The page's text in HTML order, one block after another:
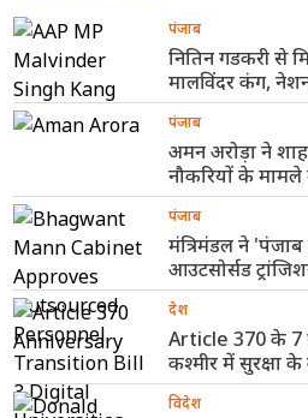
पंजाब
नितिन गडकरी से
मालविंदर कंग,
पंजाब
अमन अरोड़ा ने
नौकरियों के मामले
पंजाब
मंत्रिमंडल ने 'पंजाब
आउटसोर्सड
कॉन्ट्रैक्चुअल
विधेयक-2026' ..
देश
Article 370 के 7
कश्मीर में सुरक्षा
विदेश